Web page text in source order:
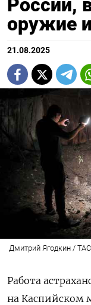
России,
оружие
21.08.2025
Дмитрий Ягодкин /
Работа
на Каспийском